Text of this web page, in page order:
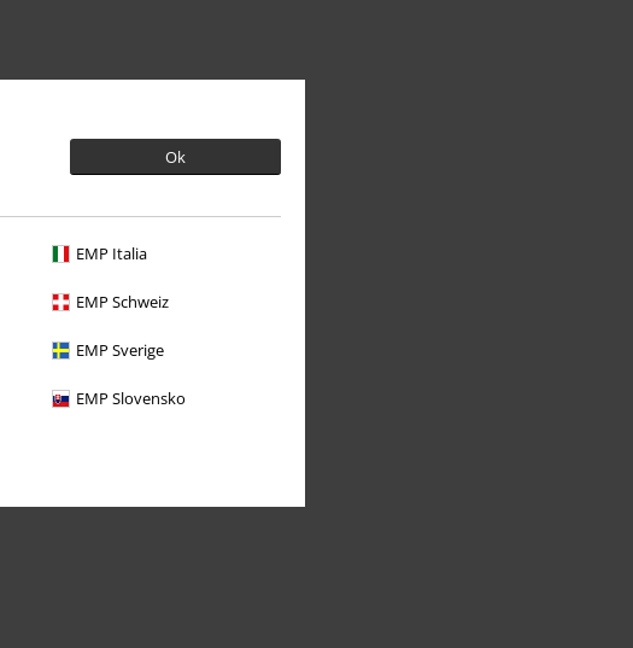
Ok
EMP Italia
EMP Schweiz
EMP Sverige
EMP Slovensko